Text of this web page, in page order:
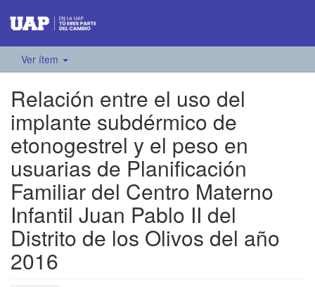
Ver ítem
Relación entre el uso del
implante subdérmico de
etonogestrel y el peso en
usuarias de Planificación
Familiar del Centro Materno
Infantil Juan Pablo II del
Distrito de los Olivos del año
2016